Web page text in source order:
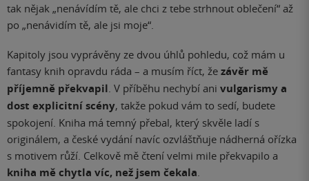
tak nějak „nenávídím tě, ale chci z tebe strhnout oblečení“ až
po „nenávidím tě, ale jsi moje“.
Kapitoly jsou vyprávěny ze dvou úhlů pohledu, což mám u
fantasy knih opravdu ráda – a musím říct, že závěr mě
příjemně překvapil. V příběhu nechybí ani vulgarismy a
dost explicitní scény, takže pokud vám to sedí, budete
spokojení. Kniha má temný přebal, který skvěle ladí s
originálem, a české vydání navíc ozvláštňuje nádherná ořízka
s motivem růží. Celkově mě čtení velmi mile překvapilo a
kniha mě chytla víc, než jsem čekala.